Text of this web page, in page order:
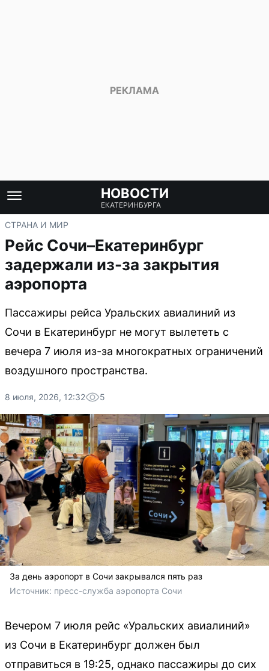
НОВОСТИ
ЕКАТЕРИНБУРГА
СТРАНА И МИР
Рейс Сочи–Екатеринбург
задержали из-за закрытия
аэропорта
Пассажиры рейса Уральских авиалиний из
Сочи в Екатеринбург не могут вылететь с
вечера 7 июля из-за многократных ограничений
воздушного пространства.
8 июля, 2026, 12:32 5
За день аэропорт в Сочи закрывался пять раз
Источник: пресс-служба аэропорта Сочи
Вечером 7 июля рейс «Уральских авиалиний»
из Сочи в Екатеринбург должен был
отправиться в 19:25, однако пассажиры до сих